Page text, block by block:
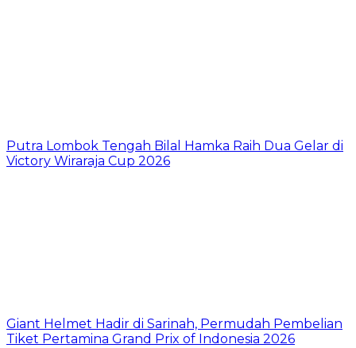
Putra Lombok Tengah Bilal Hamka Raih Dua Gelar di
Victory Wiraraja Cup 2026
Giant Helmet Hadir di Sarinah, Permudah Pembelian
Tiket Pertamina Grand Prix of Indonesia 2026